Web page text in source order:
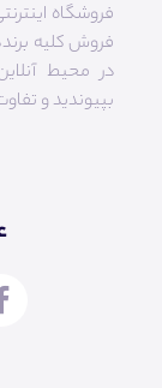
فروشگاه
فروش کلیه
در محیط
بپیوندید و